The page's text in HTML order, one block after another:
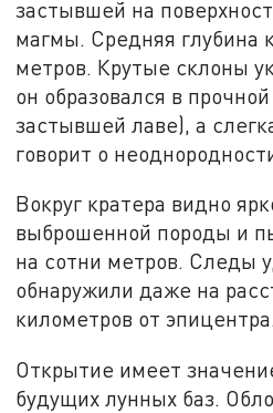
застывшей на
магмы. Средняя глубина
метров. Крутые склоны
он образовался в
застывшей лаве), а
говорит о
Вокруг кратера видно
выброшенной породы и
на сотни метров. Следы
обнаружили даже на
километров от эпицентра.
Открытие имеет
будущих лунных баз.